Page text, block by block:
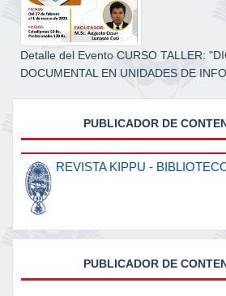
Detalle del Evento CURSO TALLER:
DOCUMENTAL EN UNIDADES DE
PUBLICADOR DE
REVISTA KIPPU -
PUBLICADOR DE